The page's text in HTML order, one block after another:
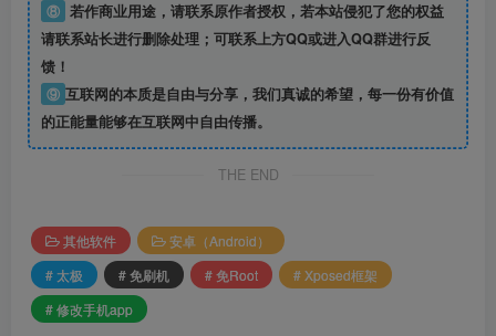
⑧ 若作商业用途，请联系原作者授权，若本站侵犯了您的权益
请联系站长进行删除处理；可联系上方QQ或进入QQ群进行反
馈！
⑨ 互联网的本质是自由与分享，我们真诚的希望，每一份有价值
的正能量能够在互联网中自由传播。
THE END
其他软件
安卓（Android）
# 太极
# 免刷机 # 免Root
# Xposed框架
# 修改手机app